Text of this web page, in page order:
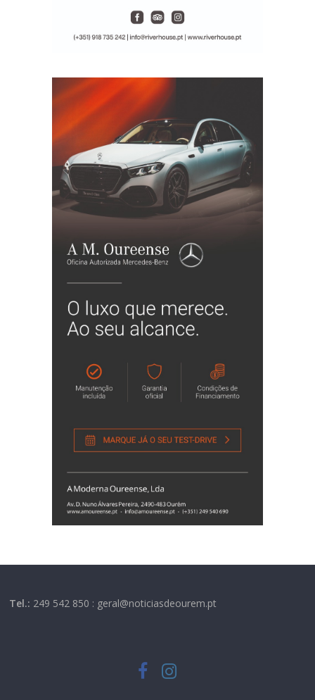
Tel.: 249 542 850 : geral@noticiasdeourem.pt